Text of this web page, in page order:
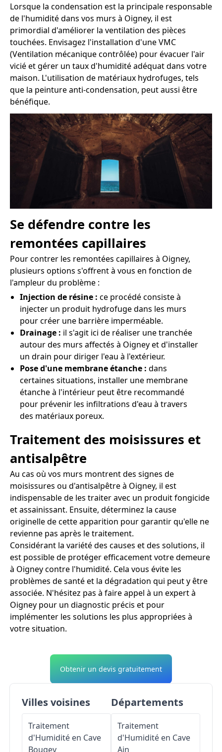
Lorsque la condensation est la principale responsable
de l'humidité dans vos murs à Oigney, il est
primordial d'améliorer la ventilation des pièces
touchées. Envisagez l'installation d'une VMC
(Ventilation mécanique contrôlée) pour évacuer l'air
vicié et gérer un taux d'humidité adéquat dans votre
maison. L'utilisation de matériaux hydrofuges, tels
que la peinture anti-condensation, peut aussi être
bénéfique.
Se défendre contre les
remontées capillaires
Pour contrer les remontées capillaires à Oigney,
plusieurs options s'offrent à vous en fonction de
l'ampleur du problème :
Injection de résine : ce procédé consiste à
injecter un produit hydrofuge dans les murs
pour créer une barrière imperméable.
Drainage : il s'agit ici de réaliser une tranchée
autour des murs affectés à Oigney et d'installer
un drain pour diriger l'eau à l'extérieur.
Pose d'une membrane étanche : dans
certaines situations, installer une membrane
étanche à l'intérieur peut être recommandé
pour prévenir les infiltrations d'eau à travers
des matériaux poreux.
Traitement des moisissures et
antisalpêtre
Au cas où vos murs montrent des signes de
moisissures ou d'antisalpêtre à Oigney, il est
indispensable de les traiter avec un produit fongicide
et assainissant. Ensuite, déterminez la cause
originelle de cette apparition pour garantir qu'elle ne
revienne pas après le traitement.
Considérant la variété des causes et des solutions, il
est possible de protéger efficacement votre demeure
à Oigney contre l'humidité. Cela vous évite les
problèmes de santé et la dégradation qui peut y être
associée. N'hésitez pas à faire appel à un expert à
Oigney pour un diagnostic précis et pour
implémenter les solutions les plus appropriées à
votre situation.
Obtenir un devis gratuitement
Villes voisines
Traitement
d'Humidité en Cave
Bougey
Départements
Traitement
d'Humidité en Cave
Ain